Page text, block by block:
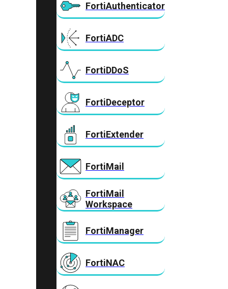
FortiAuthenticator
FortiADC
FortiDDoS
FortiDeceptor
FortiExtender
FortiMail
FortiMail
Workspace
FortiManager
FortiNAC